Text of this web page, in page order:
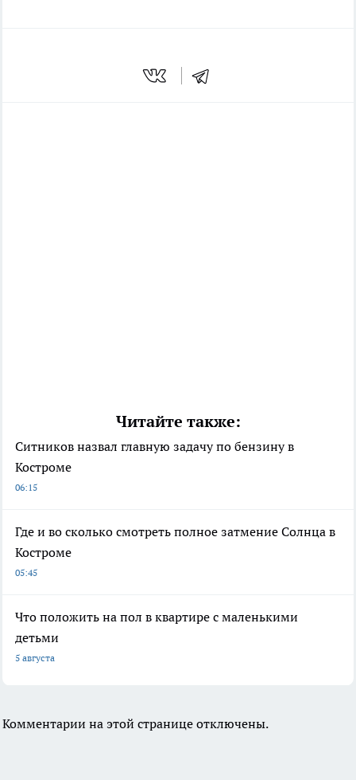
Читайте также:
Ситников назвал главную задачу по бензину в
Костроме
06:15
Где и во сколько смотреть полное затмение Солнца в
Костроме
05:45
Что положить на пол в квартире с маленькими
детьми
5 августа
Комментарии на этой странице отключены.